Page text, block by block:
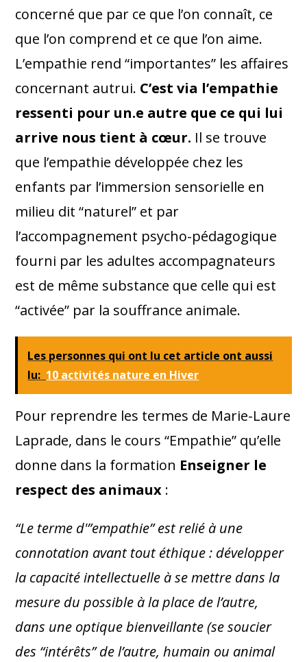
concerné que par ce que l’on connaît, ce
que l’on comprend et ce que l’on aime.
L’empathie rend “importantes” les affaires
concernant autrui. C’est via l’empathie
ressenti pour un.e autre que ce qui lui
arrive nous tient à cœur. Il se trouve
que l’empathie développée chez les
enfants par l’immersion sensorielle en
milieu dit “naturel” et par
l’accompagnement psycho-pédagogique
fourni par les adultes accompagnateurs
est de même substance que celle qui est
“activée” par la souffrance animale.
Les personnes qui ont lu cet article ont aussi
lu: 10 activités nature en Hiver
Pour reprendre les termes de Marie-Laure
Laprade, dans le cours “Empathie” qu’elle
donne dans la formation Enseigner le
respect des animaux :
“Le terme d'”empathie” est relié à une
connotation avant tout éthique : développer
la capacité intellectuelle à se mettre dans la
mesure du possible à la place de l’autre,
dans une optique bienveillante (se soucier
des “intérêts” de l’autre, humain ou animal